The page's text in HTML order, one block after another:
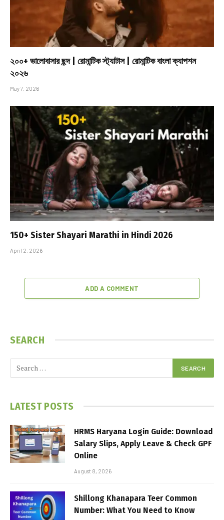
২০০+ ভালোবাসার ছন্দ | রোমান্টিক স্ট্যাটাস | রোমান্টিক বাংলা ক্যাপশন
২০২৬
May 7, 2026
150+ Sister Shayari Marathi in Hindi 2026
April 2, 2026
ADD A COMMENT
SEARCH
LATEST POSTS
HRMS Haryana Login Guide: Download
Salary Slips, Apply Leave & Check GPF
Online
August 8, 2026
Shillong Khanapara Teer Common
Number: What You Need to Know